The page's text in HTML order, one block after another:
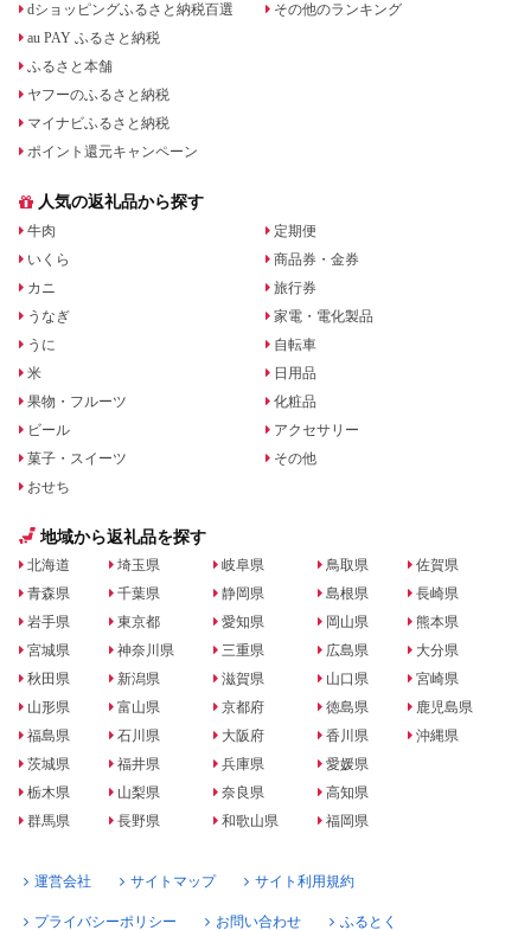
dショッピングふるさと納税百選
au PAY ふるさと納税
ふるさと本舗
ヤフーのふるさと納税
マイナビふるさと納税
ポイント還元キャンペーン
その他のランキング
人気の返礼品から探す
牛肉
いくら
カニ
うなぎ
うに
米
果物・フルーツ
ビール
菓子・スイーツ
おせち
定期便
商品券・金券
旅行券
家電・電化製品
自転車
日用品
化粧品
アクセサリー
その他
地域から返礼品を探す
北海道
青森県
岩手県
宮城県
秋田県
山形県
福島県
茨城県
栃木県
群馬県
埼玉県
千葉県
東京都
神奈川県
新潟県
富山県
石川県
福井県
山梨県
長野県
岐阜県
静岡県
愛知県
三重県
滋賀県
京都府
大阪府
兵庫県
奈良県
和歌山県
鳥取県
島根県
岡山県
広島県
山口県
徳島県
香川県
愛媛県
高知県
福岡県
佐賀県
長崎県
熊本県
大分県
宮崎県
鹿児島県
沖縄県
運営会社 サイトマップ サイト利用規約
プライバシーポリシー お問い合わせ ふるとく